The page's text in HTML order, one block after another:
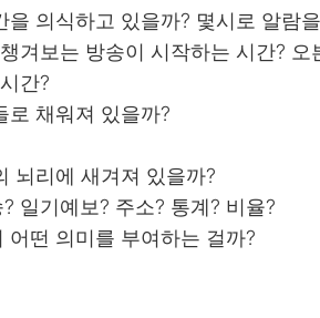
을 의식하고 있을까? 몇시로 알람
겨보는 방송이 시작하는 시간?
간?
로 채워져 있을까?
뇌리에 새겨져 있을까?
일기예보? 주소? 통계? 비율?
어떤 의미를 부여하는 걸까?